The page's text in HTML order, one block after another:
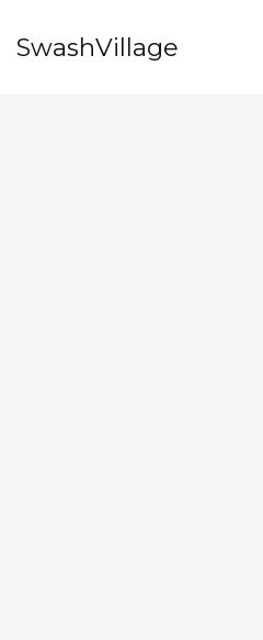
SwashVillage